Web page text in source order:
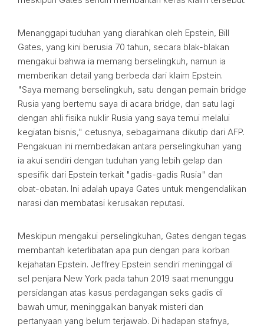
Menanggapi tuduhan yang diarahkan oleh Epstein, Bill
Gates, yang kini berusia 70 tahun, secara blak-blakan
mengakui bahwa ia memang berselingkuh, namun ia
memberikan detail yang berbeda dari klaim Epstein.
"Saya memang berselingkuh, satu dengan pemain bridge
Rusia yang bertemu saya di acara bridge, dan satu lagi
dengan ahli fisika nuklir Rusia yang saya temui melalui
kegiatan bisnis," cetusnya, sebagaimana dikutip dari AFP.
Pengakuan ini membedakan antara perselingkuhan yang
ia akui sendiri dengan tuduhan yang lebih gelap dan
spesifik dari Epstein terkait "gadis-gadis Rusia" dan
obat-obatan. Ini adalah upaya Gates untuk mengendalikan
narasi dan membatasi kerusakan reputasi.
Meskipun mengakui perselingkuhan, Gates dengan tegas
membantah keterlibatan apa pun dengan para korban
kejahatan Epstein. Jeffrey Epstein sendiri meninggal di
sel penjara New York pada tahun 2019 saat menunggu
persidangan atas kasus perdagangan seks gadis di
bawah umur, meninggalkan banyak misteri dan
pertanyaan yang belum terjawab. Di hadapan stafnya,